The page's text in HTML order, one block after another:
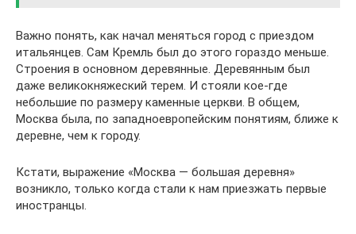
Важно понять, как начал меняться город с приездом
итальянцев. Сам Кремль был до этого гораздо меньше.
Строения в основном деревянные. Деревянным был
даже великокняжеский терем. И стояли кое-где
небольшие по размеру каменные церкви. В общем,
Москва была, по западноевропейским понятиям, ближе к
деревне, чем к городу.
Кстати, выражение «Москва — большая деревня»
возникло, только когда стали к нам приезжать первые
иностранцы.